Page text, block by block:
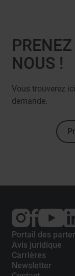
NOUS !
Vous trouverez
demande.
External
link:
Instagram
External
link:
Facebook
Portail des
Avis juridique
Carrières
Newsletter